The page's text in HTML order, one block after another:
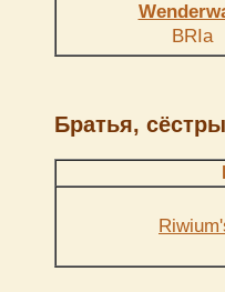
BRIa
Братья,